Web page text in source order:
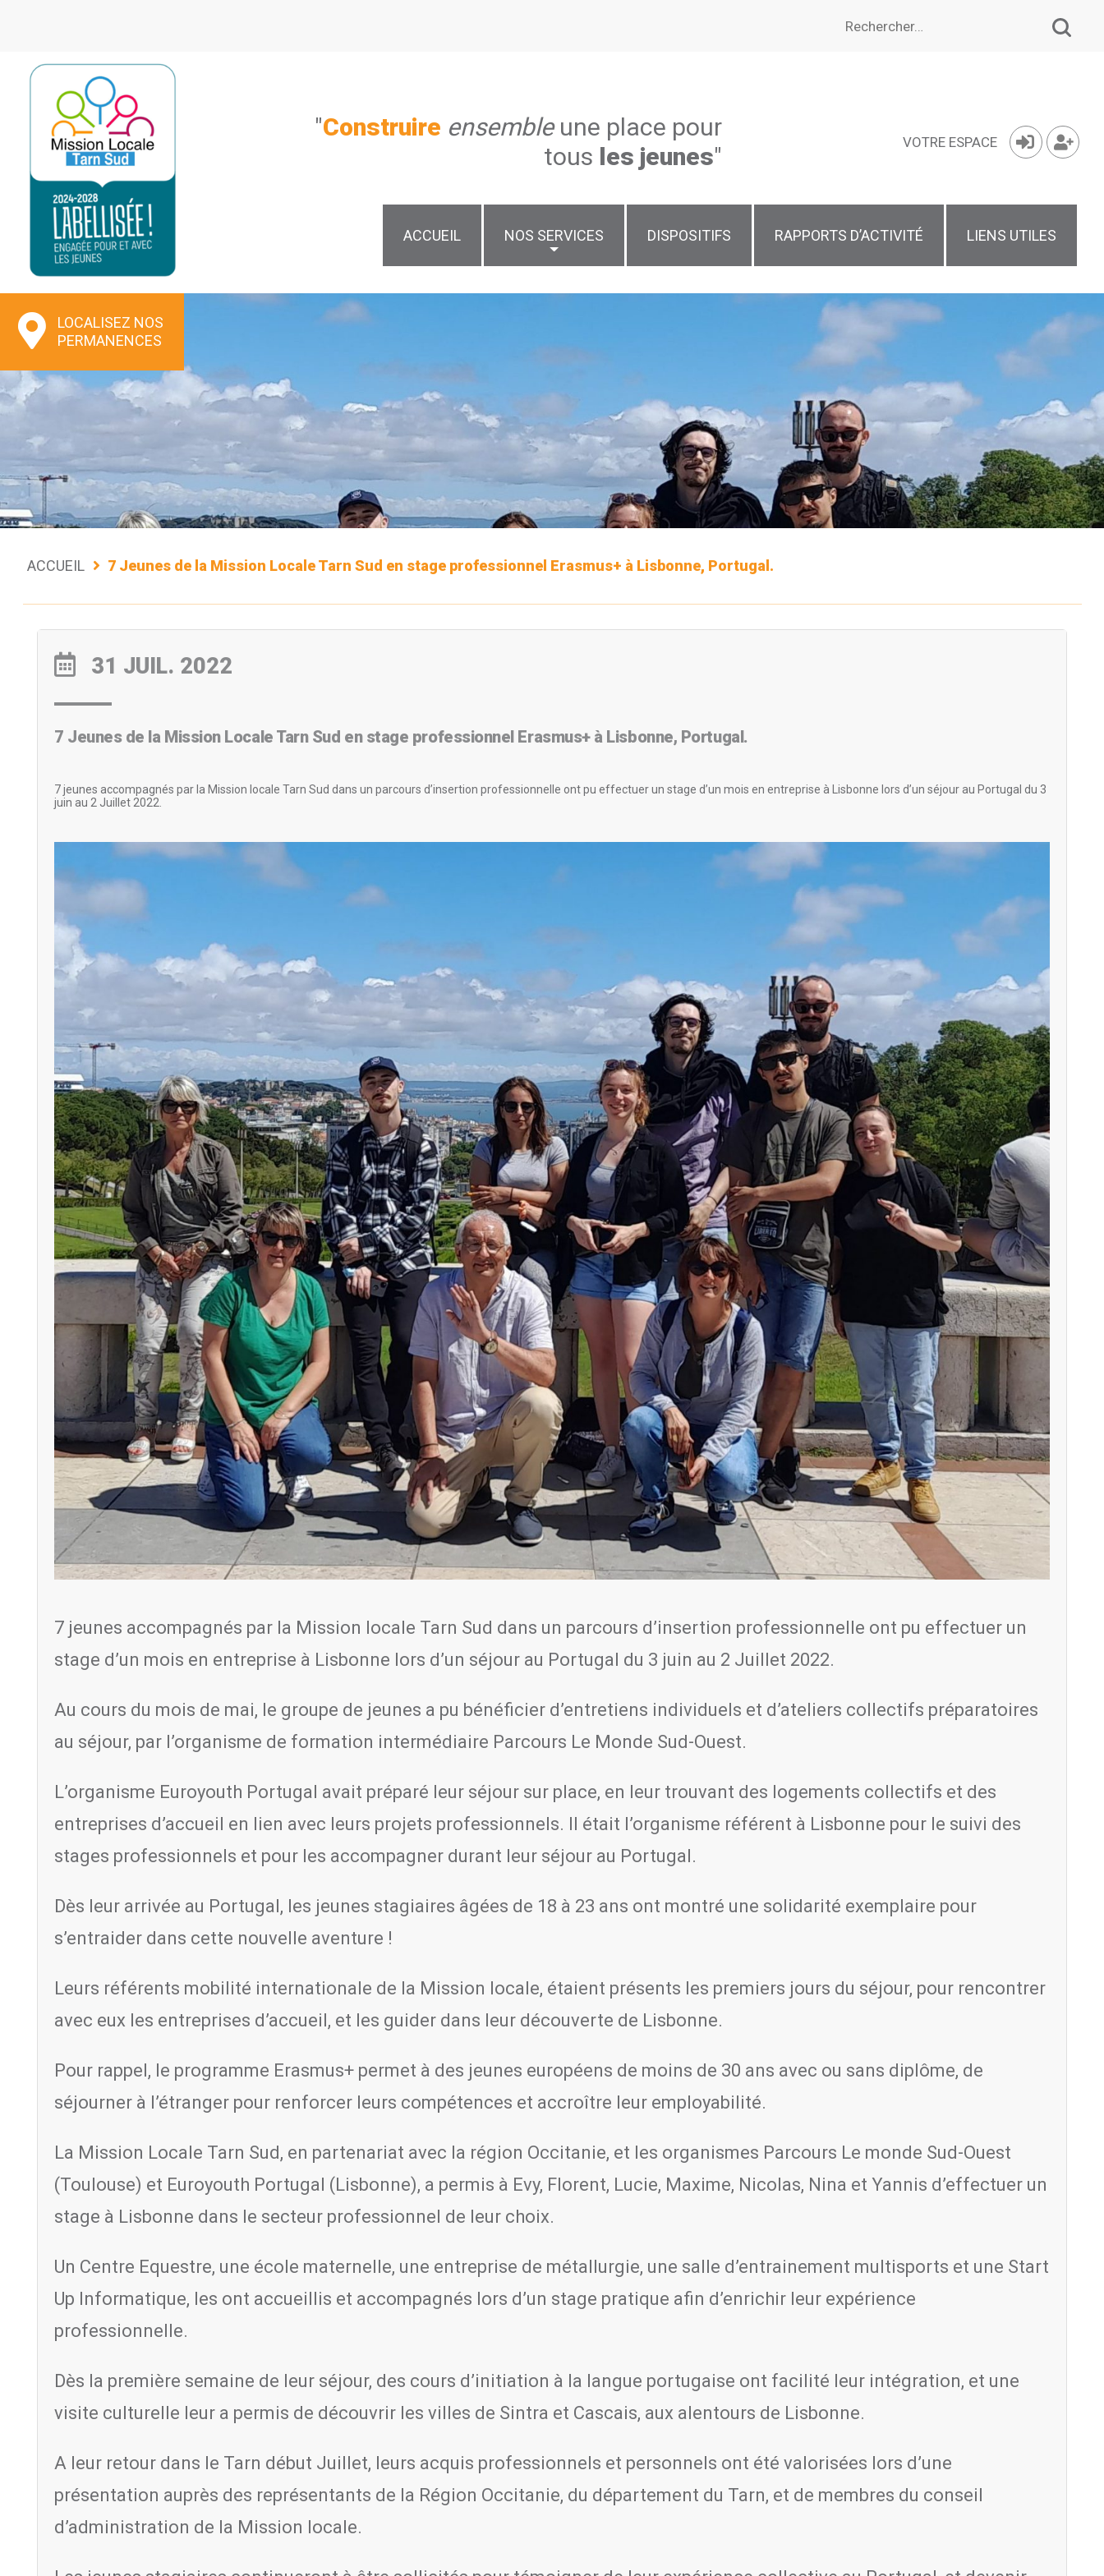
contenu
Rechercher :
"Construire ensembleune place pour
tous les jeunes" VOTRE ESPACE
ACCUEIL NOS SERVICES DISPOSITIFS RAPPORTS D’ACTIVITÉ LIENS UTILES
LOCALISEZ NOS
PERMANENCES
ACCUEIL 7 Jeunes de la Mission Locale Tarn Sud en stage professionnel Erasmus+ à Lisbonne, Portugal.
31 JUIL. 2022
7 Jeunes de la Mission Locale Tarn Sud en stage professionnel Erasmus+ à Lisbonne, Portugal.
7 jeunes accompagnés par la Mission locale Tarn Sud dans un parcours d’insertion professionnelle ont pu effectuer un stage d’un mois en entreprise à Lisbonne lors d’un séjour au Portugal du 3
juin au 2 Juillet 2022.
7 jeunes accompagnés par la Mission locale Tarn Sud dans un parcours d’insertion professionnelle ont pu effectuer un
stage d’un mois en entreprise à Lisbonne lors d’un séjour au Portugal du 3 juin au 2 Juillet 2022.
Au cours du mois de mai, le groupe de jeunes a pu bénéficier d’entretiens individuels et d’ateliers collectifs préparatoires
au séjour, par l’organisme de formation intermédiaire Parcours Le Monde Sud-Ouest.
L’organisme Euroyouth Portugal avait préparé leur séjour sur place, en leur trouvant des logements collectifs et des
entreprises d’accueil en lien avec leurs projets professionnels. Il était l’organisme référent à Lisbonne pour le suivi des
stages professionnels et pour les accompagner durant leur séjour au Portugal.
Dès leur arrivée au Portugal, les jeunes stagiaires âgées de 18 à 23 ans ont montré une solidarité exemplaire pour
s’entraider dans cette nouvelle aventure !
Leurs référents mobilité internationale de la Mission locale, étaient présents les premiers jours du séjour, pour rencontrer
avec eux les entreprises d’accueil, et les guider dans leur découverte de Lisbonne.
Pour rappel, le programme Erasmus+ permet à des jeunes européens de moins de 30 ans avec ou sans diplôme, de
séjourner à l’étranger pour renforcer leurs compétences et accroître leur employabilité.
La Mission Locale Tarn Sud, en partenariat avec la région Occitanie, et les organismes Parcours Le monde Sud-Ouest
(Toulouse) et Euroyouth Portugal (Lisbonne), a permis à Evy, Florent, Lucie, Maxime, Nicolas, Nina et Yannis d’effectuer un
stage à Lisbonne dans le secteur professionnel de leur choix.
Un Centre Equestre, une école maternelle, une entreprise de métallurgie, une salle d’entrainement multisports et une Start
Up Informatique, les ont accueillis et accompagnés lors d’un stage pratique afin d’enrichir leur expérience
professionnelle.
Dès la première semaine de leur séjour, des cours d’initiation à la langue portugaise ont facilité leur intégration, et une
visite culturelle leur a permis de découvrir les villes de Sintra et Cascais, aux alentours de Lisbonne.
A leur retour dans le Tarn début Juillet, leurs acquis professionnels et personnels ont été valorisées lors d’une
présentation auprès des représentants de la Région Occitanie, du département du Tarn, et de membres du conseil
d’administration de la Mission locale.